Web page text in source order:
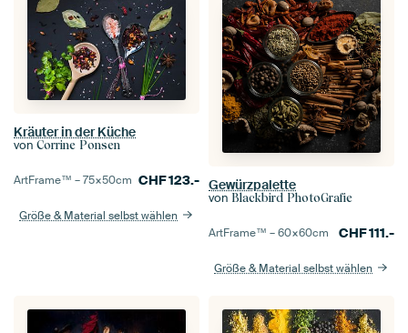
Kräuter in der Küche
von Corrine Ponsen
ArtFrame™ –75×50cm CHF123.-
Größe & Material selbst wählen
Gewürzpalette
von Blackbird PhotoGrafie
ArtFrame™ –60×60cm CHF111.-
Größe & Material selbst wählen